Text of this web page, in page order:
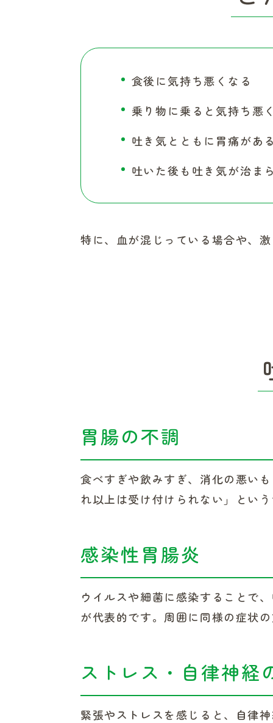
食後に気持ち悪くなる
乗り物に乗ると気持ち悪
吐き気とともに胃痛があ
吐いた後も吐き気が治ま
特に、血が混じっている場合や、
胃腸の不調
食べすぎや飲みすぎ、消化の悪い
れ以上は受け付けられない」とい
感染性胃腸炎
ウイルスや細菌に感染することで
が代表的です。周囲に同様の症状
ストレス・自律神経
緊張やストレスを感じると、自律